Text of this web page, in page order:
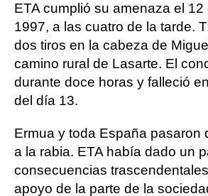
ETA cumplió su amenaza el 12
1997, a las cuatro de la tarde.
dos tiros en la cabeza de
camino rural de Lasarte. El
durante doce horas y falleció
del día 13.
Ermua y toda España pasaron
a la rabia. ETA había dado un
consecuencias
apoyo de la parte de la